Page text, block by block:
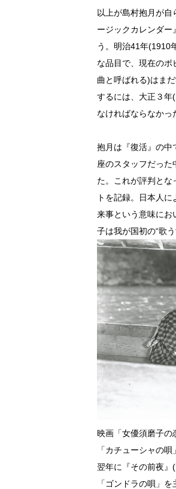
以上が島村抱月が
ージックカレンダー
う。明治41年(1910
な品目で、現在の
曲と呼ばれる)はま
するには、大正３年
なければならなかっ
抱月は『復活』の中
座のスタッフだっ
た。これが評判とな
トを記録。日本人
来事という意味にお
子は我が国初の“歌
映画「女優須磨子の
「カチューシャの
翌年に『その前夜』
「ゴンドラの唄」